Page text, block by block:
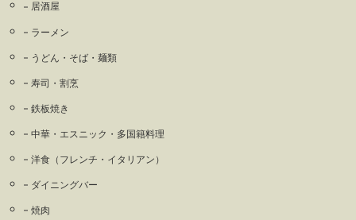
居酒屋
ラーメン
うどん・そば・麺類
寿司・割烹
鉄板焼き
中華・エスニック・多国籍料理
洋食（フレンチ・イタリアン）
ダイニングバー
焼肉